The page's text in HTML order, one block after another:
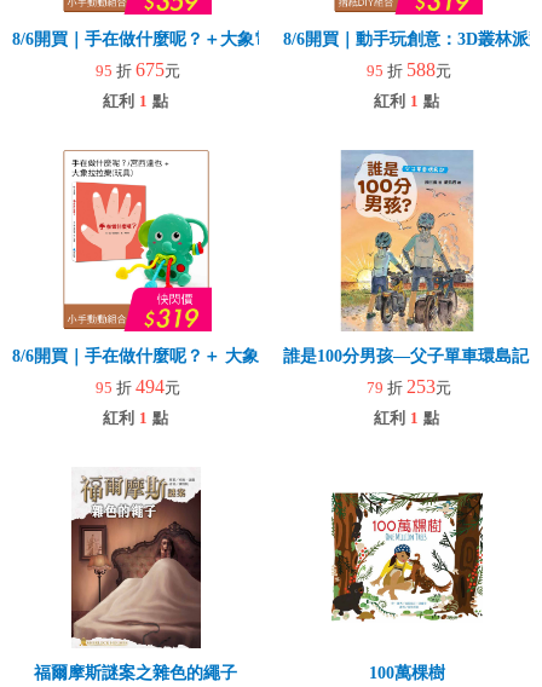
8/6開買｜手在做什麼呢？＋大象電子琴
95 折 675元
紅利 1 點
8/6開買｜動手玩創意：3D叢林派
95 折 588元
紅利 1 點
8/6開買｜手在做什麼呢？＋ 大象拉拉樂(玩具)
95 折 494元
紅利 1 點
誰是100分男孩—父子單車環島記
79 折 253元
紅利 1 點
福爾摩斯謎案之雜色的繩子
100萬棵樹